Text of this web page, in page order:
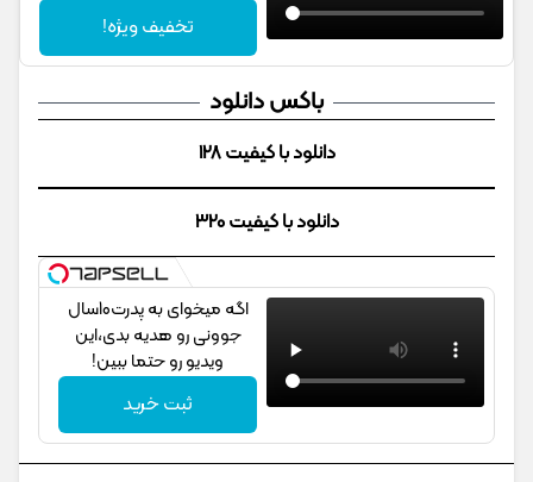
تخفیف ویژه!
باکس دانلود
دانلود با کیفیت 128
دانلود با کیفیت 320
اگه میخوای به پدرت10سال
جوونی رو هدیه بدی،این
ویدیو رو حتما ببین!
ثبت خرید